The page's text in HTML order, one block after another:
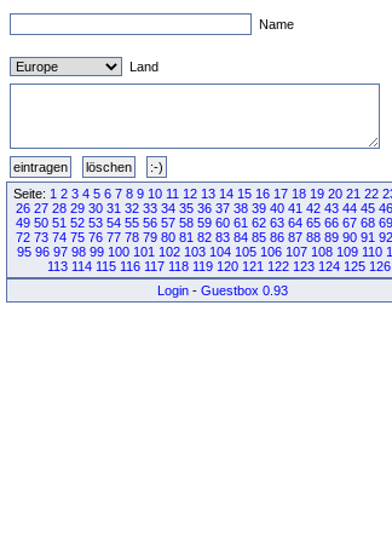
Name
Land
Seite: 1 2 3 4 5 6 7 8 9 10 11 12 13 14 15 16 17 18 19 20 21 22
26 27 28 29 30 31 32 33 34 35 36 37 38 39 40 41 42 43 44 45 46
49 50 51 52 53 54 55 56 57 58 59 60 61 62 63 64 65 66 67 68 69
72 73 74 75 76 77 78 79 80 81 82 83 84 85 86 87 88 89 90 91 92
95 96 97 98 99 100 101 102 103 104 105 106 107 108 109 110
113 114 115 116 117 118 119 120 121 122 123 124 125 126
Login - Guestbox 0.93